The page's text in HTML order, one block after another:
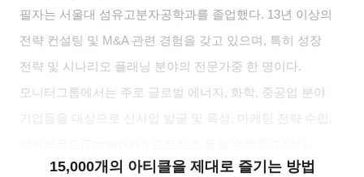
필자는 서울대 섬유고분자공학과를 졸업했다. 13년 이상의
전략 컨설팅 및 M&A 관련 경험을 갖고 있으며 , 특히 성장
전략 및 시나리오 플래닝 분야의 전문가중 한 명이다.
모니터그룹에서는 주로 글로벌 에너지 , 화학, 중공업 분야
기업들을 대상으로 신사업 발굴 및 육성
마케팅 전략 수립
15,000개의 아티클을 제대로 즐기는 방법